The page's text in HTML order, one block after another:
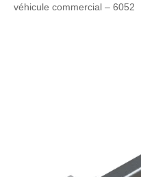
véhicule commercial – 6052